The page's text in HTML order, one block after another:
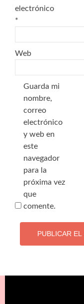
electrónico
*
Web
Guarda mi
nombre,
correo
electrónico
y web en
este
navegador
para la
próxima vez
que
comente.